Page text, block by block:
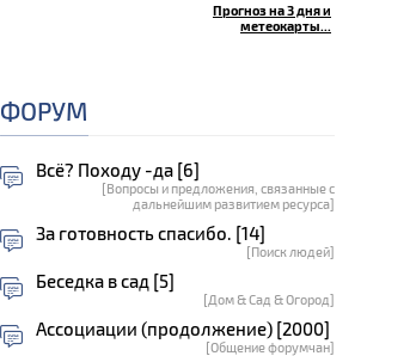
Прогноз на 3 дня и
метеокарты...
ФОРУМ
Всё? Походу -да [6]
[Вопросы и предложения, связанные с
дальнейшим развитием ресурса]
За готовность спасибо. [14]
[Поиск людей]
Беседка в сад [5]
[Дом & Сад & Огород]
Ассоциации (продолжение) [2000]
[Общение форумчан]